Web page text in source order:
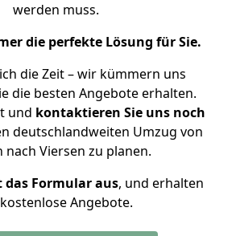
werden muss.
die perfekte Lösung für Sie.
die Zeit – wir kümmern uns
die besten Angebote erhalten.
und kontaktieren Sie uns noch
deutschlandweiten Umzug von
nach Viersen zu planen.
das Formular aus, und erhalten
Angebote.